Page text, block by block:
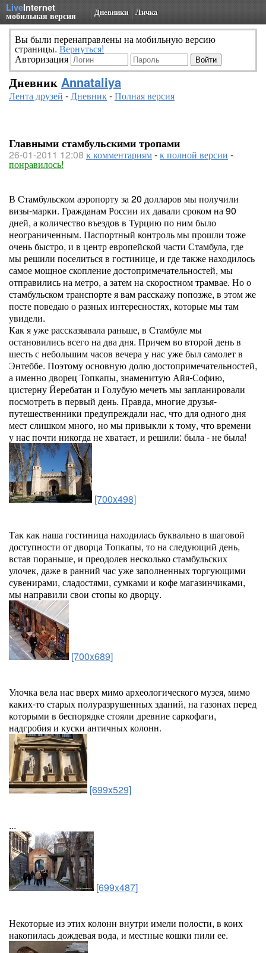
LiveInternet
мобильная версия Дневники Личка
Вы были перенаправлены на мобильную версию
страницы. Вернуться!
Авторизация
Дневник Annataliya
Лента друзей -Дневник-Полная версия
Главными стамбульскими тропами
26-01-2011 12:08 к комментариям-к полной версии -
понравилось!
В Стамбульском аэропорту за 20 долларов мы получили
визы-марки. Гражданам России их давали сроком на 90
дней, а количество въездов в Турцию по ним было
неограниченным. Паспортный контроль мы прошли тоже
очень быстро, и в центр европейской части Стамбула, где
мы решили поселиться в гостинице, и где также находилось
самое мощное скопление достопримечательностей, мы
отправились на метро, а затем на скоростном трамвае. Но о
стамбульском транспорте я вам расскажу попозже, в этом же
посте поведаю о разных интересностях, которые мы там
увидели.
Как я уже рассказывала раньше, в Стамбуле мы
остановились всего на два дня. Причем во второй день в
шесть с небольшим часов вечера у нас уже был самолет в
Энтеббе. Поэтому основную долю достопримечательностей,
а именно дворец Топкапы, знаменитую Айя-Софию,
цистерну Йеребатан и Голубую мечеть мы запланировали
посмотреть в первый день. Правда, многие друзья-
путешественники предупреждали нас, что для одного дня
мест слишком много, но мы привыкли к тому, что времени
у нас почти никогда не хватает, и решили: была - не была!
[700x498]
Так как наша гостиница находилась буквально в шаговой
доступности от дворца Топкапы, то на следующий день,
встав пораньше, и преодолев несколько стамбульских
улочек, даже в ранний час уже заполненных торгующими
сувенирами, сладостями, сумками и кофе магазинчиками,
мы направили свои стопы ко дворцу.
[700x689]
Улочка вела нас вверх мимо археологического музея, мимо
каких-то старых полуразрушенных зданий, на газонах перед
которыми в беспорядке стояли древние саркофаги,
надгробия и куски античных колонн.
[699x529]
...
[699x487]
Некоторые из этих колонн внутри имели полости, в коих
накопилась дождевая вода, и местные кошки пили ее.